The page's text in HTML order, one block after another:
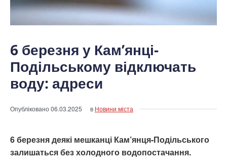
6 березня у Кам’янці-
Подільському відключать
воду: адреси
Опубліковано06.03.2025 в Новини міста
6 березня деякі мешканці Кам’янця-Подільського
залишаться без холодного водопостачання.